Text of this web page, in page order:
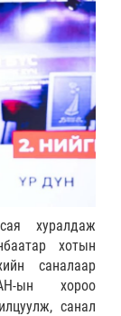
хуралдаж
хотын
саналаар
ын хороо
санал